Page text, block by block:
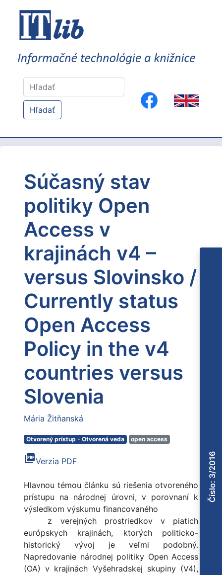
Hľadať
Súčasný stav
politiky Open
Access v
krajinách v4 –
versus Slovinsko /
Currently status
Open Access
Policy in the v4
countries versus
Slovenia
Mária Žitňanská
Otvorený prístup - Otvorená veda open access
picture_as_pdfVerzia PDF
Hlavnou témou článku sú riešenia otvoreného
prístupu na národnej úrovni, v porovnaní k
výsledkom výskumu financovaného
z verejných prostriedkov v piatich
európskych krajinách, ktorých politicko-
historický vývoj je veľmi podobný.
Napredovanie národnej politiky Open Access
(OA) v krajinách Vyšehradskej skupiny (V4),
Číslo: 3/2016